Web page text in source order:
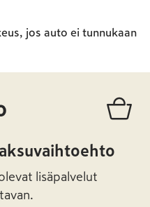
jos auto ei tunnukaan
lisäpalvelut